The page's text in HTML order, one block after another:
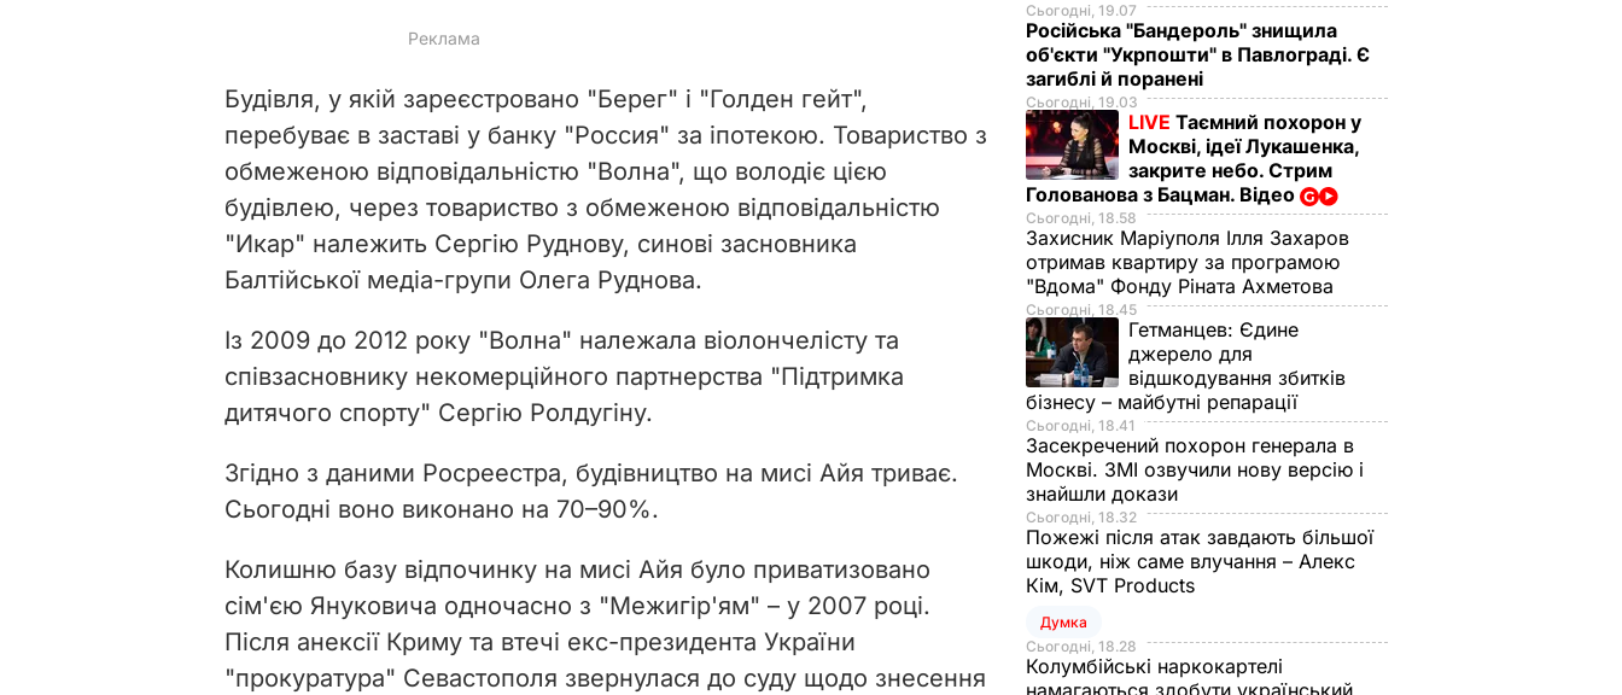
Будівля, у якій зареєстровано "Берег" і "Голден гейт",
перебуває в заставі у банку "Россия" за іпотекою. Товариство з
обмеженою відповідальністю "Волна", що володіє цією
будівлею, через товариство з обмеженою відповідальністю
"Икар" належить Сергію Руднову, синові засновника
Балтійської медіа-групи Олега Руднова.
Із 2009 до 2012 року "Волна" належала віолончелісту та
співзасновнику некомерційного партнерства "Підтримка
дитячого спорту" Сергію Ролдугіну.
Згідно з даними Росреестра, будівництво на мисі Айя триває.
Сьогодні воно виконано на 70–90%.
Колишню базу відпочинку на мисі Айя було приватизовано
сім'єю Януковича одночасно з "Межигір'ям" – у 2007 році.
Після анексії Криму та втечі екс-президента України
"прокуратура" Севастополя звернулася до суду щодо знесення
Сьогодні, 19.07
Російська "Бандероль" знищила
об'єкти "Укрпошти" в Павлограді. Є
загиблі й поранені
Сьогодні, 19.03
LIVE Таємний похорон у
Москві, ідеї Лукашенка,
закрите небо. Стрим
Голованова з Бацман. Відео
Сьогодні, 18.58
Захисник Маріуполя Ілля Захаров
отримав квартиру за програмою
"Вдома" Фонду Ріната Ахметова
Сьогодні, 18.45
Гетманцев: Єдине
джерело для
відшкодування збитків
бізнесу – майбутні репарації
Сьогодні, 18.41
Засекречений похорон генерала в
Москві. ЗМІ озвучили нову версію і
знайшли докази
Сьогодні, 18.32
Пожежі після атак завдають більшої
шкоди, ніж саме влучання – Алекс
Кім, SVT Products
Думка
Сьогодні, 18.28
Колумбійські наркокартелі
намагаються здобути український